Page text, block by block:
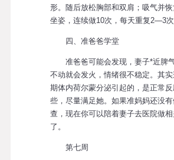
形。随后放松胸部和双肩；吸气并
坐姿，连续做10次，每天重复2—3次
四、准爸爸学堂
准爸爸可能会发现，妻子*近脾
不动就会发火，情绪很不稳定。其
期体内荷尔蒙分泌引起的，是正常
些，尽量满足她。如果准妈妈还没
查，现在你可以陪着妻子去医院做
了。
第七周